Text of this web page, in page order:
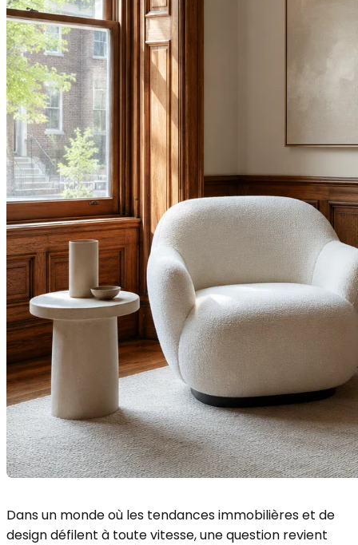
Dans un monde où les tendances immobilières et de
design défilent à toute vitesse, une question revient